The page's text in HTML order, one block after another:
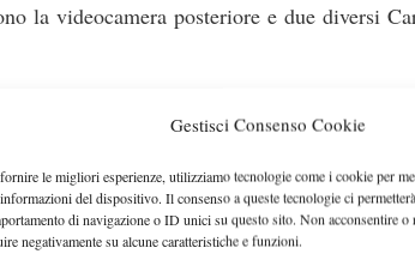
Gestisci Consenso Cookie
le migliori esperienze, utilizziamo tecnologie come i cookie per
del dispositivo. Il consenso a queste tecnologie ci
di navigazione o ID unici su questo sito. Non acconsentire
negativamente su alcune caratteristiche e funzioni.
la videocamera posteriore e due diversi
mese di ottobre, con prezzi di